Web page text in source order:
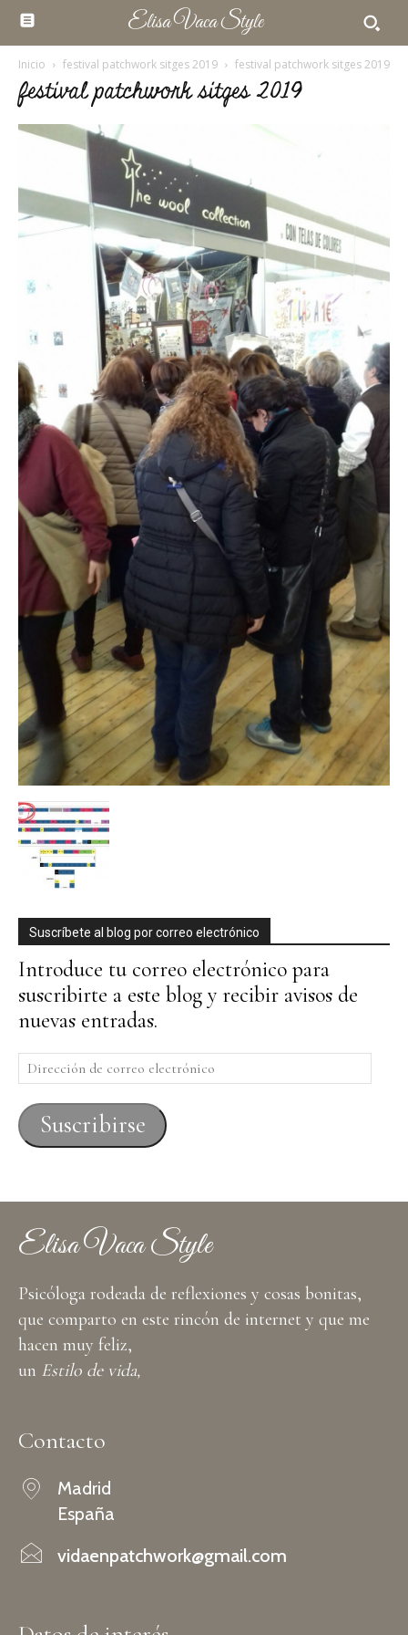
Elisa Vaca Style
Inicio festival patchwork sitges 2019 festival patchwork sitges 2019
festival patchwork sitges 2019
Suscríbete al blog por correo electrónico
Introduce tu correo electrónico para
suscribirte a este blog y recibir avisos de
nuevas entradas.
Dirección
de
correo
electrónico
Suscribirse
Elisa Vaca Style
Psicóloga rodeada de reflexiones y cosas bonitas,
que comparto en este rincón de internet y que me
hacen muy feliz,
un Estilo de vida,
Contacto
Madrid
España
vidaenpatchwork@gmail.com